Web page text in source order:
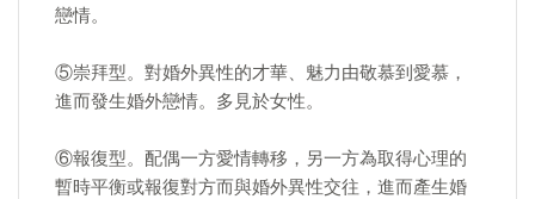
戀情。
⑤崇拜型。對婚外異性的才華、魅力由敬慕到愛慕，
進而發生婚外戀情。多見於女性。
⑥報復型。配偶一方愛情轉移，另一方為取得心理的
暫時平衡或報復對方而與婚外異性交往，進而產生婚